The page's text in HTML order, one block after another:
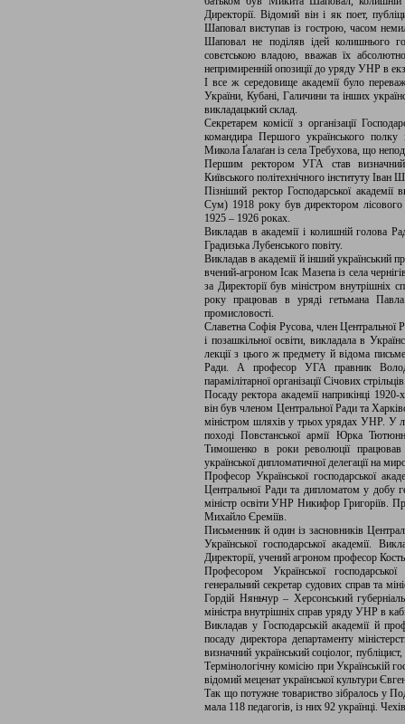
Директорії. Відомий він і як поет,
Шаповал виступав із гострою, часом
Шаповал не поділяв ідей колишнього
совєтською владою, вважав їх
непримиренній опозиції до уряду УНР в
І все ж середовище академії було
України, Кубані, Галичини та інших
викладацький склад.
Секретарем комісії з організації
командира Першого українського
Микола Ґалаґан із села Требухова, що
Першим ректором УГА став визначний
Київського політехнічного інституту
Пізніший ректор Господарської академії
Сум) 1918 року був директором
1925 – 1926 роках.
Викладав в академії і колишній голова
Градизька Лубенського повіту.
Викладав в академії й інший
вчений-агроном Ісак Мазепа із села
за Директорії був міністром
року працював в уряді гетьмана
промисловості.
Славетна Софія Русова, член Центральної
і позашкільної освіти, викладала в
лекції з цього ж предмету й відома
Ради. А професор УГА правник
парамілітарної організації Січових
Посаду ректора академії наприкінці
він був членом Центральної Ради та
міністром шляхів у трьох урядах УНР. У
поході Повстанської армії Юрка
Тимошенко в роки революції працював
української дипломатичної делегації на
Професор Української господарської
Центральної Ради та дипломатом у добу
міністр освіти УНР Никифор Григоріїв.
Михайло Єреміїв.
Письменник й один із засновників
Української господарської академії.
Директорії, учений агроном професор
Професором Української
генеральний секретар судових справ та
Гордій Няньчур – Херсонський
міністра внутрішніх справ уряду УНР в
Викладав у Господарській академії й
посаду директора департаменту
визначний український соціолог,
Термінологічну комісію при Українській
відомий меценат української культури
Так що потужне товариство зібралось у
мала 118 педагогів, із них 92 українці.